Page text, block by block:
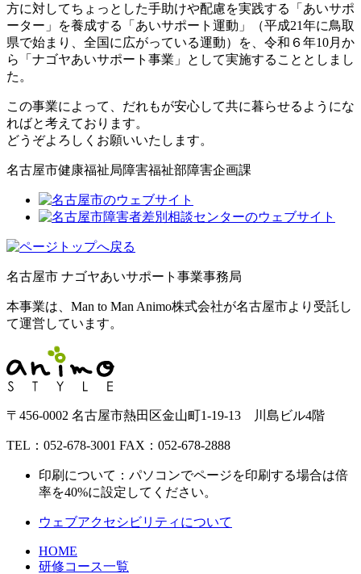
方に対してちょっとした手助けや配慮を実践する「あいサポ
ーター」を養成する「あいサポート運動」（平成21年に鳥取
県で始まり、全国に広がっている運動）を、令和６年10月か
ら「ナゴヤあいサポート事業」として実施することとしまし
た。
この事業によって、だれもが安心して共に暮らせるようにな
ればと考えております。
どうぞよろしくお願いいたします。
名古屋市健康福祉局障害福祉部障害企画課
名古屋市 ナゴヤあいサポート事業事務局
本事業は、 Man to Man Animo株式会社が名古屋市より受託し
て運営しています。
〒456-0002 名古屋市熱田区金山町1-19-13 川島ビル4階
TEL：052-678-3001 FAX：052-678-2888
印刷について：パソコンでページを印刷する場合は倍
率を40%に設定してください。
ウェブアクセシビリティについて
HOME
研修コース一覧